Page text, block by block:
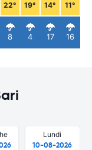
22°
8
19°
4
14°
17
11°
16
Lundi
10-08-2026